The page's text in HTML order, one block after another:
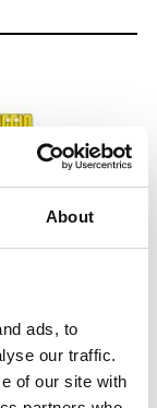
About
ads, to
our traffic.
of our site with